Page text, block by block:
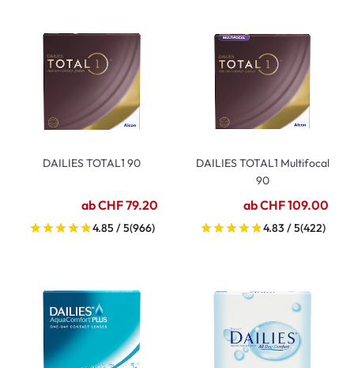
DAILIES TOTAL1 90
ab CHF 79.20
4.85 / 5(966)
DAILIES TOTAL1 Multifocal
90
ab CHF 109.00
4.83 / 5(422)